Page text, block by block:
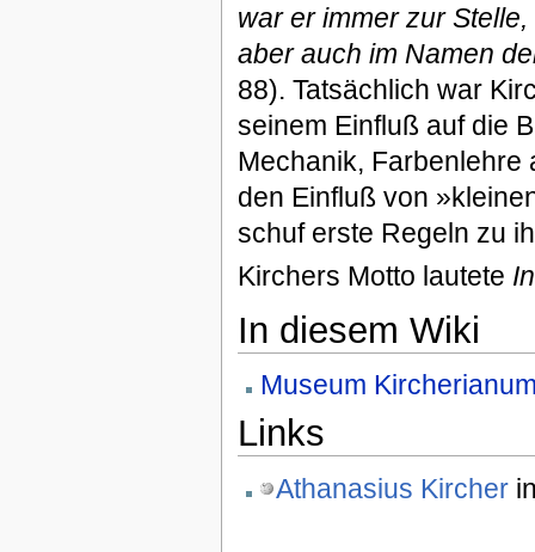
war er immer zur
aber auch im Namen
88). Tatsächlich war
seinem Einfluß auf die
Mechanik, Farbenlehre
den Einfluß von
schuf erste Regeln zu
Kirchers Motto lautete
In diesem Wiki
Museum
Links
Athanasius Kircher